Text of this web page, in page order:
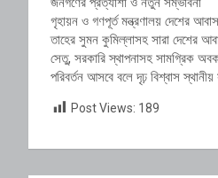
গৃহায়ন ও গণপূর্ত মন্ত্রণালয় দেশের
তাহের সুমন কুমিল্লাসহ সারা দেশের
সেতু, সরকারি স্থাপনাসহ সামগ্রিক
পরিবর্তন আসবে বলে দৃঢ় বিশ্বাস
Post Views: 189